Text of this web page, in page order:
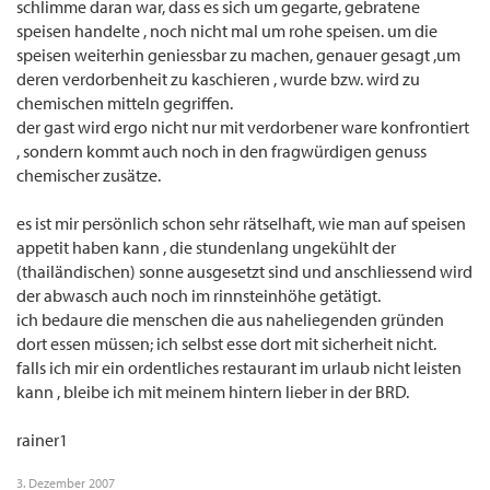
schlimme daran war, dass es sich um gegarte, gebratene
speisen handelte , noch nicht mal um rohe speisen. um die
speisen weiterhin geniessbar zu machen, genauer gesagt ,um
deren verdorbenheit zu kaschieren , wurde bzw. wird zu
chemischen mitteln gegriffen.
der gast wird ergo nicht nur mit verdorbener ware konfrontiert
, sondern kommt auch noch in den fragwürdigen genuss
chemischer zusätze.
es ist mir persönlich schon sehr rätselhaft, wie man auf speisen
appetit haben kann , die stundenlang ungekühlt der
(thailändischen) sonne ausgesetzt sind und anschliessend wird
der abwasch auch noch im rinnsteinhöhe getätigt.
ich bedaure die menschen die aus naheliegenden gründen
dort essen müssen; ich selbst esse dort mit sicherheit nicht.
falls ich mir ein ordentliches restaurant im urlaub nicht leisten
kann , bleibe ich mit meinem hintern lieber in der BRD.
rainer1
3. Dezember 2007